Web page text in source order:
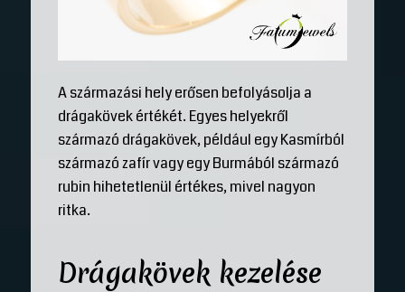
A származási hely erősen befolyásolja a
drágakövek értékét. Egyes helyekről
származó drágakövek, például egy Kasmírból
származó zafír vagy egy Burmából származó
rubin hihetetlenül értékes, mivel nagyon
ritka.
Drágakövek kezelése